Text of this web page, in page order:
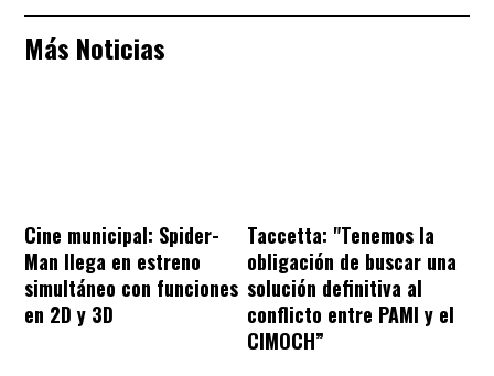
Más Noticias
Cine municipal: Spider-
Man llega en estreno
simultáneo con funciones
en 2D y 3D
Taccetta: "Tenemos la
obligación de buscar una
solución definitiva al
conflicto entre PAMI y el
CIMOCH”